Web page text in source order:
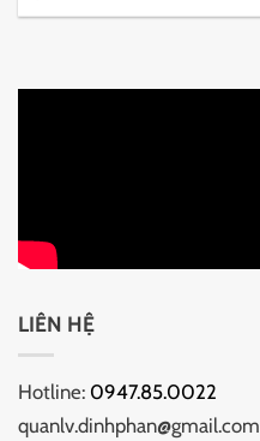
LIÊN HỆ
Hotline: 0947.85.0022
quanlv.dinhphan@gmail.com